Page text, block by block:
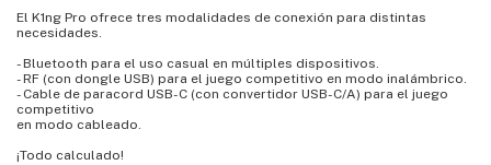
El K1ng Pro ofrece tres modalidades de conexión para distintas
necesidades.
- Bluetooth para el uso casual en múltiples dispositivos.
- RF (con dongle USB) para el juego competitivo en modo inalámbrico.
- Cable de paracord USB-C (con convertidor USB-C/A) para el juego
competitivo
en modo cableado.
¡Todo calculado!